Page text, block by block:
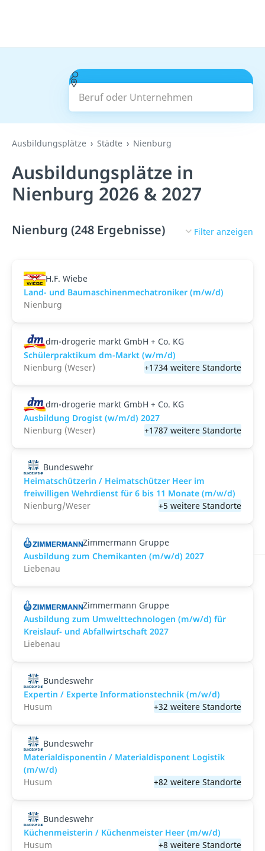
Beruf oder Unternehmen
Suchen
Ausbildungsplätze Städte Nienburg
Ausbildungsplätze in
Nienburg 2026 & 2027
Nienburg (248 Ergebnisse) Filter anzeigen
H.F. Wiebe
Land- und Baumaschinenmechatroniker (m/w/d)
Nienburg
dm-drogerie markt GmbH + Co. KG
Schülerpraktikum dm-Markt (w/m/d)
Nienburg (Weser)
+1734 weitere Standorte
dm-drogerie markt GmbH + Co. KG
Ausbildung Drogist (w/m/d) 2027
Nienburg (Weser)
+1787 weitere Standorte
Bundeswehr
Heimatschützerin / Heimatschützer Heer im
freiwilligen Wehrdienst für 6 bis 11 Monate (m/w/d)
Nienburg/Weser
+5 weitere Standorte
Zimmermann Gruppe
Ausbildung zum Chemikanten (m/w/d) 2027
Liebenau
Zimmermann Gruppe
Ausbildung zum Umwelttechnologen (m/w/d) für
Kreislauf- und Abfallwirtschaft 2027
Liebenau
Bundeswehr
Expertin / Experte Informationstechnik (m/w/d)
Husum
+32 weitere Standorte
Bundeswehr
Materialdisponentin / Materialdisponent Logistik
(m/w/d)
Husum
+82 weitere Standorte
Bundeswehr
Küchenmeisterin / Küchenmeister Heer (m/w/d)
Husum
+8 weitere Standorte